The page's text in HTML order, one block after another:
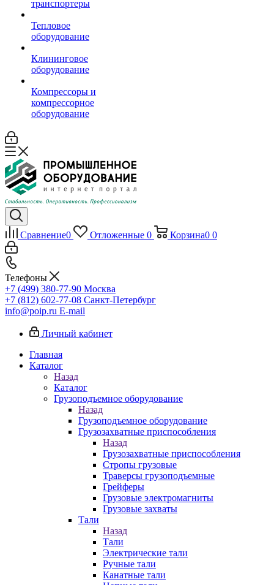
транспортеры
Тепловое
оборудование
Клининговое
оборудование
Компрессоры и
компрессорное
оборудование
Сравнение0 Отложенные 0 Корзина0 0
Телефоны
+7 (499) 380-77-90 Москва
+7 (812) 602-77-08 Санкт-Петербург
info@poip.ru E-mail
Личный кабинет
Главная
Каталог
Назад
Каталог
Грузоподъемное оборудование
Назад
Грузоподъемное оборудование
Грузозахватные приспособления
Назад
Грузозахватные приспособления
Стропы грузовые
Траверсы грузоподъемные
Грейферы
Грузовые электромагниты
Грузовые захваты
Тали
Назад
Тали
Электрические тали
Ручные тали
Канатные тали